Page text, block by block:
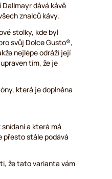
dává kávě
znalců kávy.
stolky, kde byl
svůj Dolce Gusto®,
nejlépe odráží její
tím, že je
která je doplněna
a která má
přesto stále podává
že tato varianta vám